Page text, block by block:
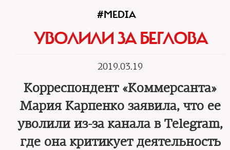
#MEDIA
УВОЛИЛИ ЗА БЕГЛОВА
2019.03.19
Корреспондент «Коммерсанта»
Мария Карпенко заявила, что ее
уволили из-за канала в Telegram,
где она критикует деятельность